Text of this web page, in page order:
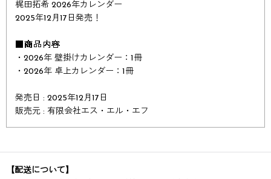
梶田拓希 2026年カレンダー​​
2025年12月17日発売！​
■商品内容
・2026年 壁掛けカレンダー：1冊
・2026年 卓上カレンダー：1冊
発売日 : 2025年12月17日
販売元 : 有限会社エス・エル・エフ
【配送について】